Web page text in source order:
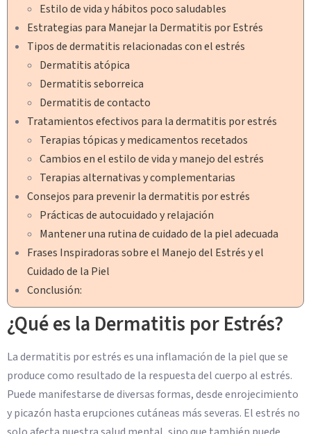
Estilo de vida y hábitos poco saludables
Estrategias para Manejar la Dermatitis por Estrés
Tipos de dermatitis relacionadas con el estrés
Dermatitis atópica
Dermatitis seborreica
Dermatitis de contacto
Tratamientos efectivos para la dermatitis por estrés
Terapias tópicas y medicamentos recetados
Cambios en el estilo de vida y manejo del estrés
Terapias alternativas y complementarias
Consejos para prevenir la dermatitis por estrés
Prácticas de autocuidado y relajación
Mantener una rutina de cuidado de la piel adecuada
Frases Inspiradoras sobre el Manejo del Estrés y el
Cuidado de la Piel
Conclusión:
¿Qué es la Dermatitis por Estrés?
La dermatitis por estrés es una inflamación de la piel que se
produce como resultado de la respuesta del cuerpo al estrés.
Puede manifestarse de diversas formas, desde enrojecimiento
y picazón hasta erupciones cutáneas más severas. El estrés no